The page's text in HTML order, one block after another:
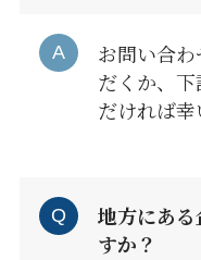
お問い合
だくか、
だければ幸
地方にあ
すか？